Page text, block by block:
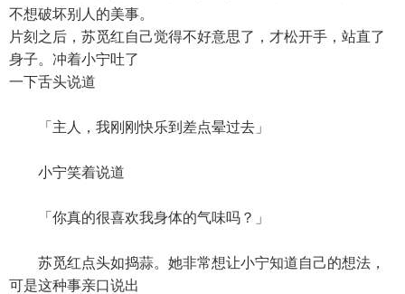
不想破坏别人的美事。
片刻之后，苏觅红自己觉得不好意思了，才松开手，站直了
身子。冲着小宁吐了
一下舌头说道
「主人，我刚刚快乐到差点晕过去」
小宁笑着说道
「你真的很喜欢我身体的气味吗？」
苏觅红点头如捣蒜。她非常想让小宁知道自己的想法，
可是这种事亲口说出